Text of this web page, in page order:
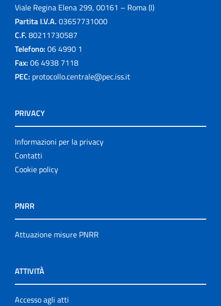
Viale Regina Elena 299, 00161 – Roma (I)
Partita I.V.A. 03657731000
C.F. 80211730587
Telefono: 06 4990 1
Fax: 06 4938 7118
PEC: protocollo.centrale@pec.iss.it
PRIVACY
Informazioni per la privacy
Contatti
Cookie policy
PNRR
Attuazione misure PNRR
ATTIVITÀ
Accesso agli atti